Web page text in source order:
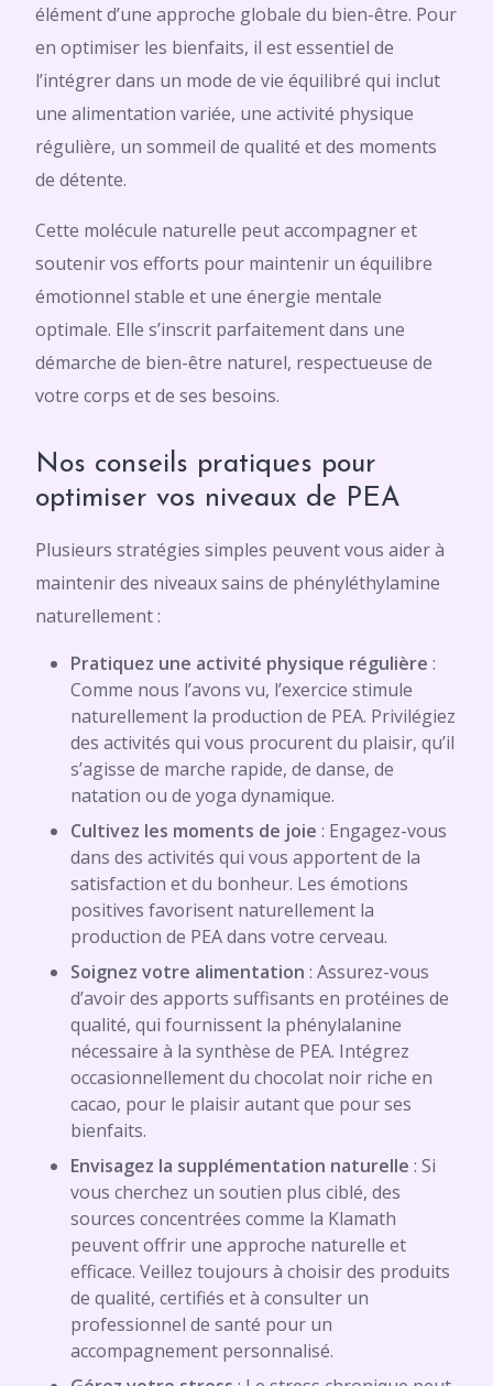
élément d’une approche globale du bien-être. Pour
en optimiser les bienfaits, il est essentiel de
l’intégrer dans un mode de vie équilibré qui inclut
une alimentation variée, une activité physique
régulière, un sommeil de qualité et des moments
de détente.
Cette molécule naturelle peut accompagner et
soutenir vos efforts pour maintenir un équilibre
émotionnel stable et une énergie mentale
optimale. Elle s’inscrit parfaitement dans une
démarche de bien-être naturel, respectueuse de
votre corps et de ses besoins.
Nos conseils pratiques pour
optimiser vos niveaux de PEA
Plusieurs stratégies simples peuvent vous aider à
maintenir des niveaux sains de phényléthylamine
naturellement :
Pratiquez une activité physique régulière :
Comme nous l’avons vu, l’exercice stimule
naturellement la production de PEA. Privilégiez
des activités qui vous procurent du plaisir, qu’il
s’agisse de marche rapide, de danse, de
natation ou de yoga dynamique.
Cultivez les moments de joie : Engagez-vous
dans des activités qui vous apportent de la
satisfaction et du bonheur. Les émotions
positives favorisent naturellement la
production de PEA dans votre cerveau.
Soignez votre alimentation : Assurez-vous
d’avoir des apports suffisants en protéines de
qualité, qui fournissent la phénylalanine
nécessaire à la synthèse de PEA. Intégrez
occasionnellement du chocolat noir riche en
cacao, pour le plaisir autant que pour ses
bienfaits.
Envisagez la supplémentation naturelle : Si
vous cherchez un soutien plus ciblé, des
sources concentrées comme la Klamath
peuvent offrir une approche naturelle et
efficace. Veillez toujours à choisir des produits
de qualité, certifiés et à consulter un
professionnel de santé pour un
accompagnement personnalisé.